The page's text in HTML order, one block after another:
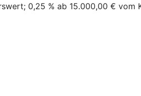
0,25 % ab 15.000,00 € vom